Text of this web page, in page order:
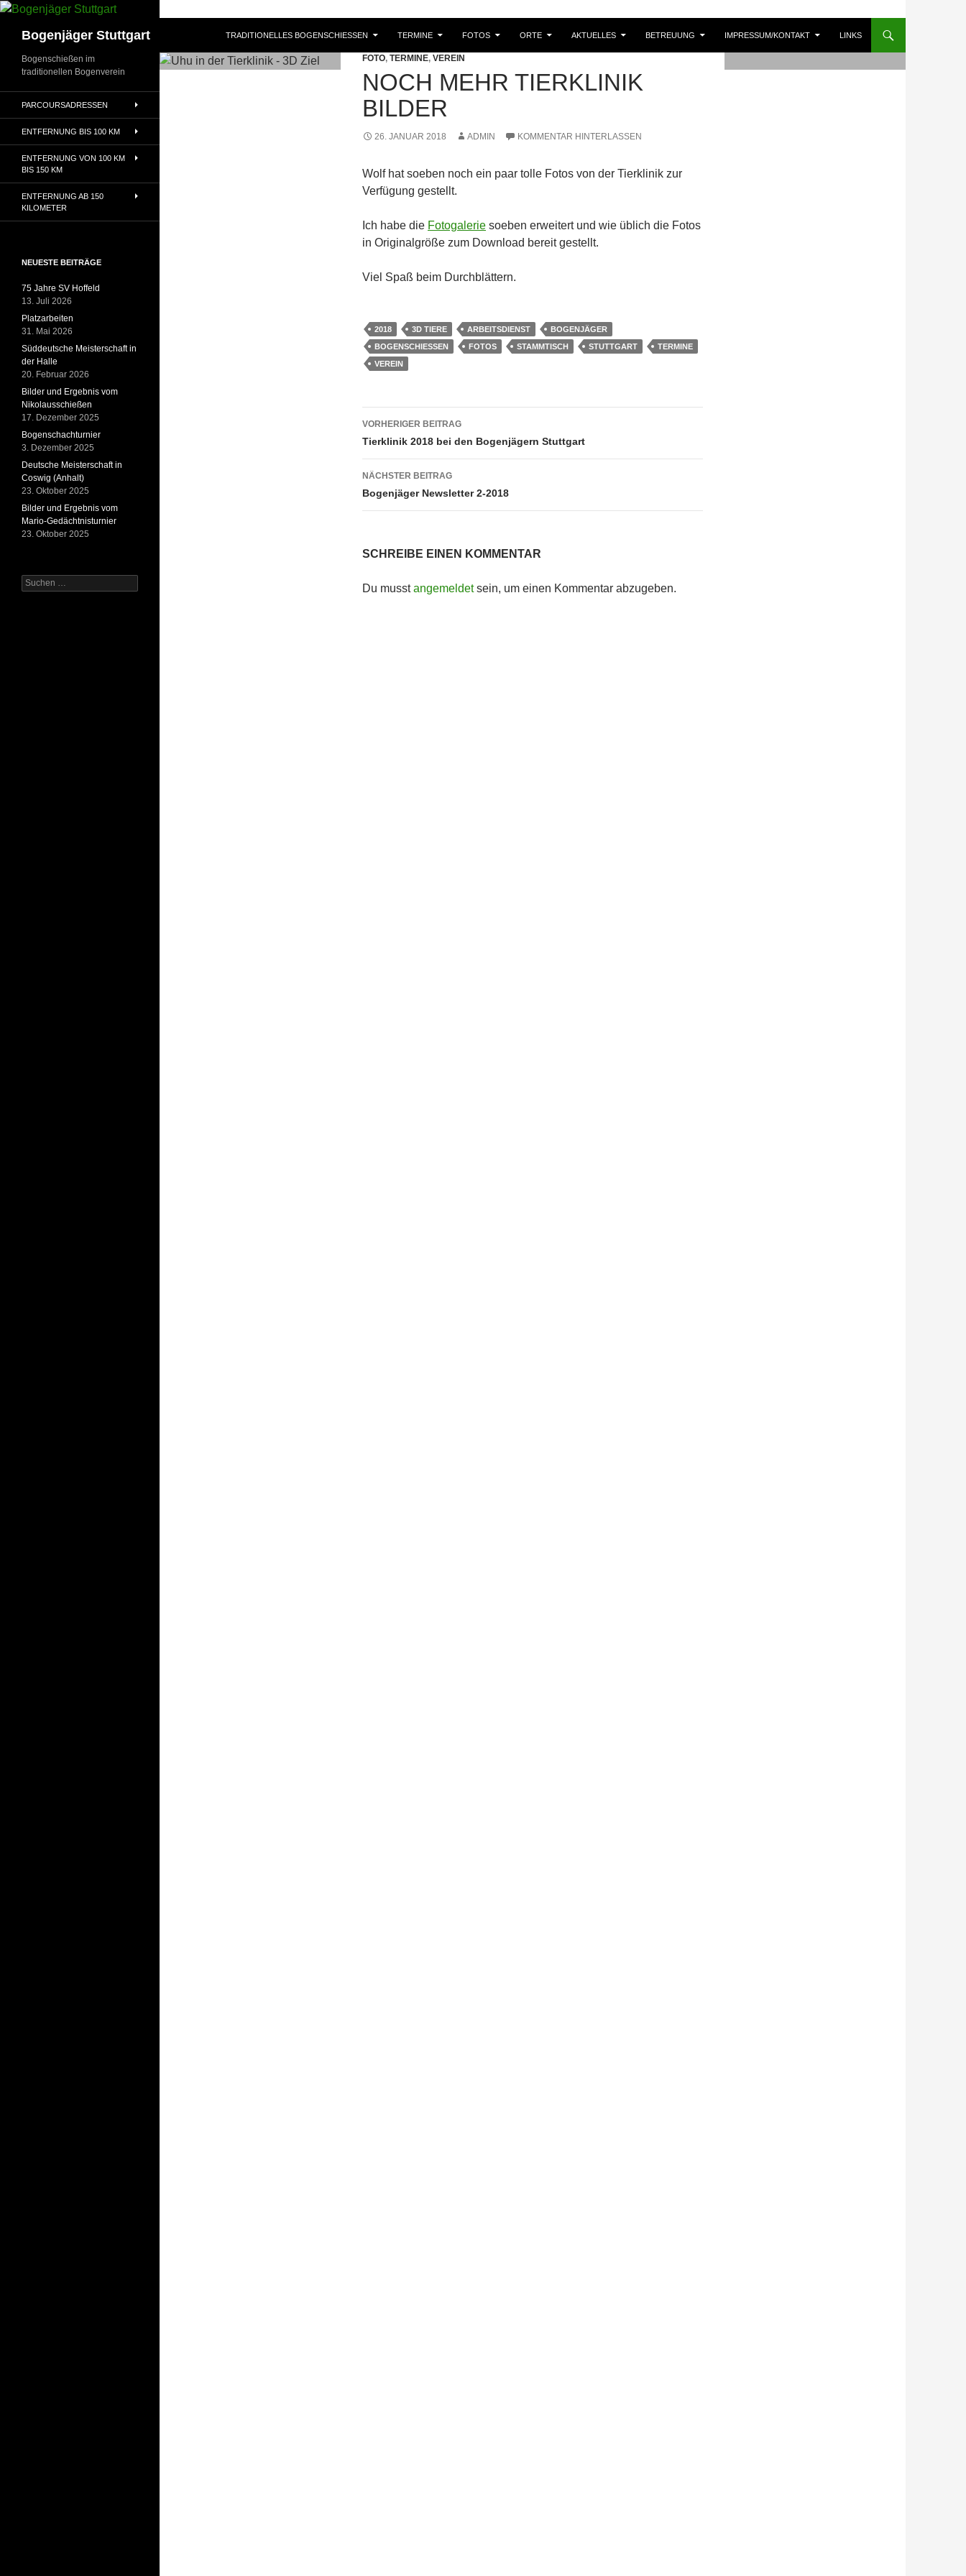
Zum
springenBogenjäger Stuttgart TRADITIONELLES BOGENSCHIESSEN TERMINE FOTOS ORTE AKTUELLES BETREUUNG IMPRESSUM/KONTAKT LINKS
FOTO, TERMINE, VEREIN
NOCH MEHR TIERKLINIK
BILDER
26. JANUAR 2018 ADMIN KOMMENTAR HINTERLASSEN
Wolf hat soeben noch ein paar tolle Fotos von der Tierklinik zur
Verfügung gestellt.
Ich habe die Fotogalerie soeben erweitert und wie üblich die Fotos
in Originalgröße zum Download bereit gestellt.
Viel Spaß beim Durchblättern.
2018 3D TIERE ARBEITSDIENST
BOGENJÄGER
BOGENSCHIESSEN
FOTOS STAMMTISCH STUTTGART
TERMINE
VEREIN
Beitragsnavigation
VORHERIGER BEITRAG
Tierklinik 2018 bei den Bogenjägern Stuttgart
NÄCHSTER BEITRAG
Bogenjäger Newsletter 2-2018
SCHREIBE EINEN KOMMENTAR
Du musstangemeldetsein, um einen Kommentar abzugeben.
Bogenschießen im
traditionellen Bogenverein
PARCOURSADRESSEN
ENTFERNUNG BIS 100 KM
ENTFERNUNG VON 100 KM
BIS 150 KM
ENTFERNUNG AB 150
KILOMETER
NEUESTE BEITRÄGE
75 Jahre SV Hoffeld
13. Juli 2026
Platzarbeiten
31. Mai 2026
Süddeutsche Meisterschaft in
der Halle
20. Februar 2026
Bilder und Ergebnis vom
Nikolausschießen
17. Dezember 2025
Bogenschachturnier
3. Dezember 2025
Deutsche Meisterschaft in
Coswig (Anhalt)
23. Oktober 2025
Bilder und Ergebnis vom
Mario-Gedächtnisturnier
23. Oktober 2025
Suchen
nach: